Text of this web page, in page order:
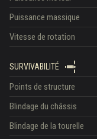
Puissance massique
Vitesse de rotation
SURVIVABILITÉ
Points de structure
Blindage du châssis
Blindage de la tourelle